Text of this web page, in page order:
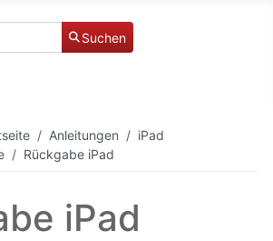
Suchen
Anleitungen
iPad
Rückgabe iPad
iPad